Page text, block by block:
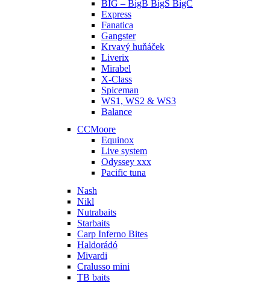
BIG – BigB BigS BigC
Express
Fanatica
Gangster
Krvavý huňáček
Liverix
Mirabel
X-Class
Spiceman
WS1, WS2 & WS3
Balance
CCMoore
Equinox
Live system
Odyssey xxx
Pacific tuna
Nash
Nikl
Nutrabaits
Starbaits
Carp Inferno Bites
Haldorádó
Mivardi
Cralusso mini
TB baits